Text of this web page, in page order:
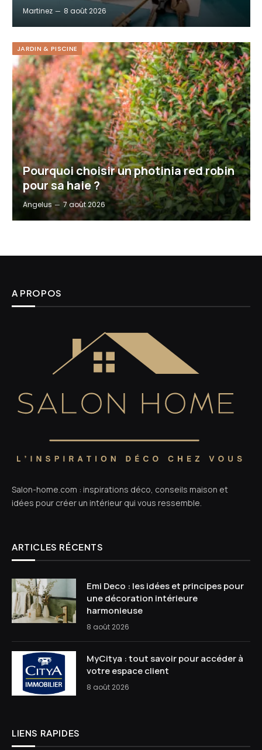
Martinez 8 août 2026
JARDIN & PISCINE
Pourquoi choisir un photinia red robin
pour sa haie ?
Angelus 7 août 2026
A PROPOS
Salon-home.com : inspirations déco, conseils maison et
idées pour créer un intérieur qui vous ressemble.
ARTICLES RÉCENTS
Emi Deco : les idées et principes pour
une décoration intérieure
harmonieuse
8 août 2026
MyCitya : tout savoir pour accéder à
votre espace client
8 août 2026
LIENS RAPIDES